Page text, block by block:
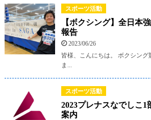
スポーツ活動
【ボクシング】全日本
報告
2023/06/26
皆様、こんにちは。 ボクシン
ま...
スポーツ活動
2023プレナスなでしこ1
案内